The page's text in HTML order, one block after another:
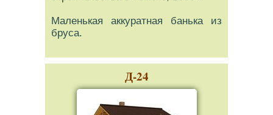
Маленькая аккуратная банька из
бруса.
Д-24